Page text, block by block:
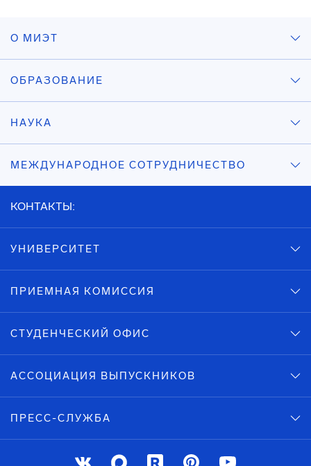
О МИЭТ
ОБРАЗОВАНИЕ
НАУКА
МЕЖДУНАРОДНОЕ СОТРУДНИЧЕСТВО
КОНТАКТЫ:
УНИВЕРСИТЕТ
ПРИЕМНАЯ КОМИССИЯ
СТУДЕНЧЕСКИЙ ОФИС
АССОЦИАЦИЯ ВЫПУСКНИКОВ
ПРЕСС-СЛУЖБА